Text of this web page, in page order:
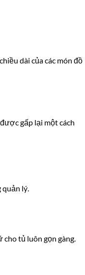
dài của các món đồ
gấp lại một cách
lý.
tủ luôn gọn gàng.